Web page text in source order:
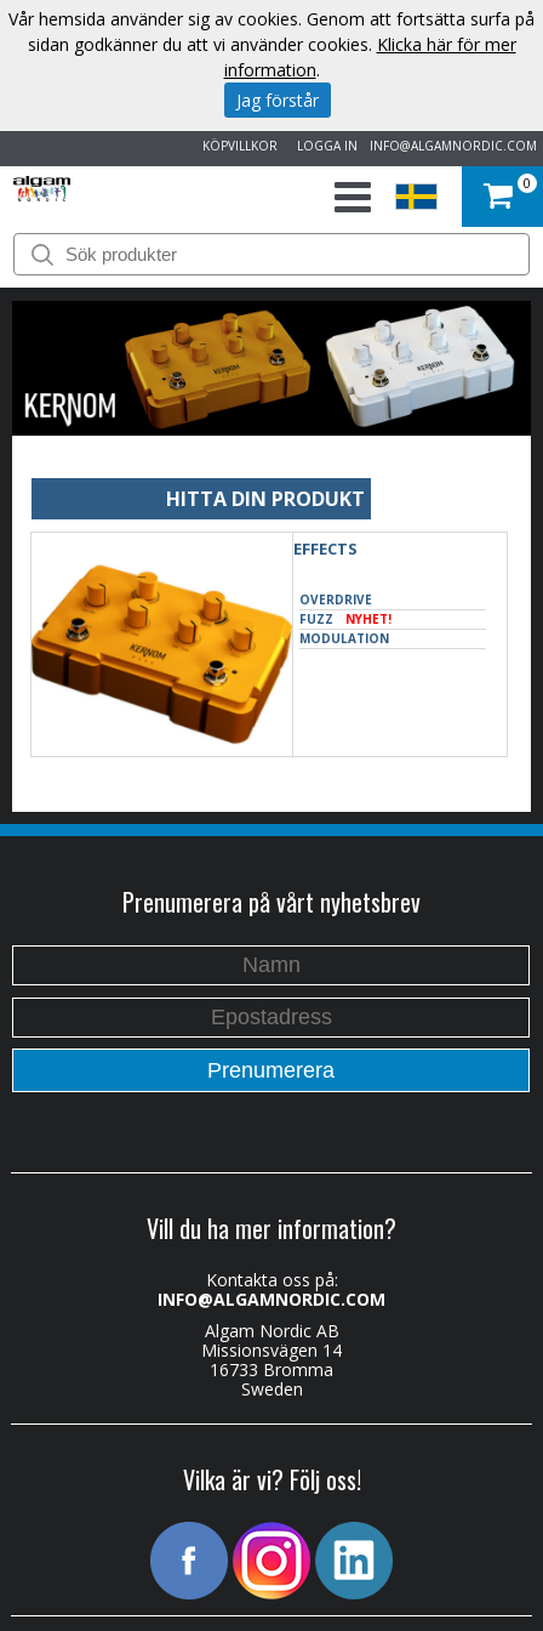
INFO@ALGAMNORDIC.COM
LOGGA IN
KÖPVILLKOR
START
VARUMÄRKEN
NYHETER
OM
OSS
KONTAKT
0
HITTA DIN PRODUKT
EFFECTS
OVERDRIVE
FUZZ
NYHET!
MODULATION
Prenumerera på vårt nyhetsbrev
Vill du ha mer information?
Kontakta oss på:
INFO@ALGAMNORDIC.COM
Algam Nordic AB
Missionsvägen 14
16733 Bromma
Sweden
Vilka är vi? Följ oss!
Vår hemsida använder sig av cookies. Genom att fortsätta surfa på
sidan godkänner du att vi använder cookies. Klicka här för mer
information.
Jag förstår